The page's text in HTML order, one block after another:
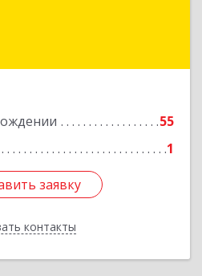
55
1
заявку
контакты
край, Георгиевск г,
заявку
Назад